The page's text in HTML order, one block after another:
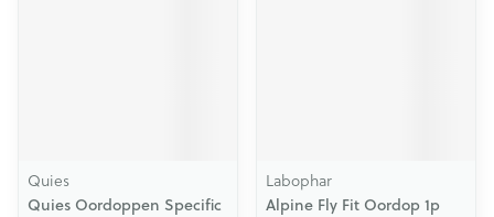
Quies
Quies Oordoppen Specific
Labophar
Alpine Fly Fit Oordop 1p